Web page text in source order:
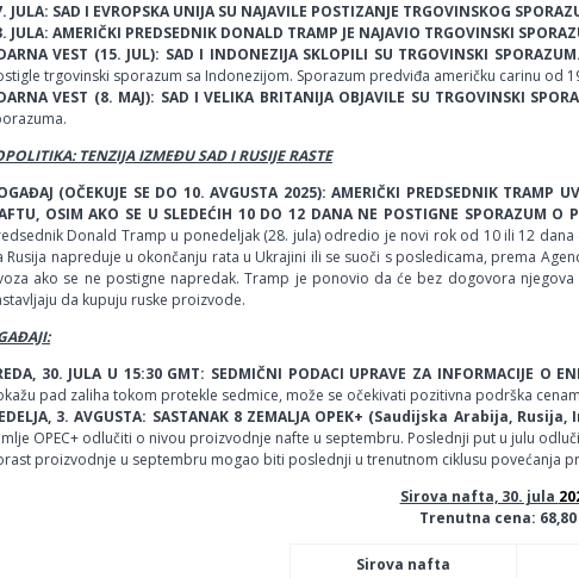
JULA: SAD I EVROPSKA UNIJA SU NAJAVILE POSTIZANJE TRGOVINSKOG
JULA: AMERIČKI PREDSEDNIK DONALD TRAMP JE NAJAVIO TRGOVINSKI
VEST (15. JUL): SAD I INDONEZIJA SKLOPILI SU TRGOVINSKI SPORAZUM.
trgovinski sporazum sa Indonezijom. Sporazum predviđa američku carinu od
VEST (8. MAJ): SAD I VELIKA BRITANIJA OBJAVILE SU TRGOVINSKI
TENZIJA IZMEĐU SAD I RUSIJE RASTE
(OČEKUJE SE DO 10. AVGUSTA 2025): AMERIČKI PREDSEDNIK TRAMP
OSIM AKO SE U SLEDEĆIH 10 DO 12 DANA NE POSTIGNE SPORAZUM O
Donald Tramp u ponedeljak (28. jula) odredio je novi rok od 10 ili 12
Rusija napreduje u okončanju rata u Ukrajini ili se suoči s posledicama, prema
ako se ne postigne napredak. Tramp je ponovio da će bez dogovora
da kupuju ruske proizvode.
30. JULA U 15:30 GMT: SEDMIČNI PODACI UPRAVE ZA INFORMACIJE O
pad zaliha tokom protekle sedmice, može se očekivati pozitivna podrška
3. AVGUSTA: SASTANAK 8 ZEMALJA OPEK+ (Saudijska Arabija,
OPEC+ odlučiti o nivou proizvodnje nafte u septembru. Poslednji put u julu
proizvodnje u septembru mogao biti poslednji u trenutnom ciklusu povećanja
Sirova nafta, 30. jula
Trenutna cena: 68,80
Sirova nafta